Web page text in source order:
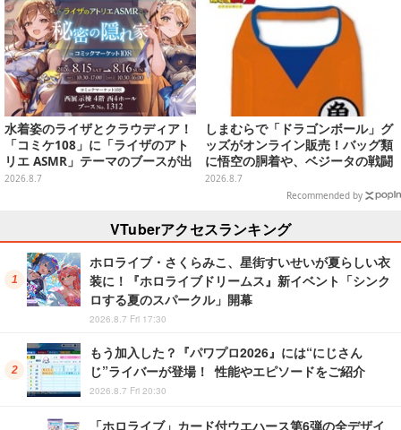
水着姿のライザとクラウディア！
「コミケ108」に「ライザのアト
リエ ASMR」テーマのブースが出
展ーアクスタや限定“たる”ボイス
2026.8.7
しまむらで「ドラゴンボール」グ
ッズがオンライン販売！バッグ類
に悟空の胴着や、ベジータの戦闘
服を大胆デザイン
2026.8.7
Recommended by
VTuberアクセスランキング
ホロライブ・さくらみこ、星街すいせいが夏らしい衣
装に！『ホロライブドリームス』新イベント「シンク
ロする夏のスパークル」開幕
2026.8.7 Fri 17:30
もう加入した？『パワプロ2026』には“にじさん
じ”ライバーが登場！ 性能やエピソードをご紹介
2026.8.7 Fri 20:30
「ホロライブ」カード付ウエハース第6弾の全デザイ